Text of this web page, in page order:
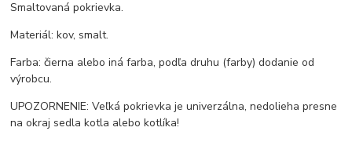
Smaltovaná pokrievka.
Materiál: kov, smalt.
Farba: čierna alebo iná farba, podľa druhu (farby) dodanie od
výrobcu.
UPOZORNENIE: Veľká pokrievka je univerzálna, nedolieha presne
na okraj sedla kotla alebo kotlíka!